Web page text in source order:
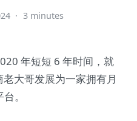
· 3 minutes
年短短 6 年时间，就
大哥发展为一家拥有月
。